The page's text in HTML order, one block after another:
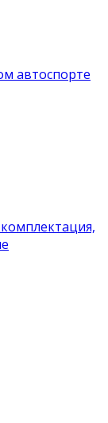
автоспорте